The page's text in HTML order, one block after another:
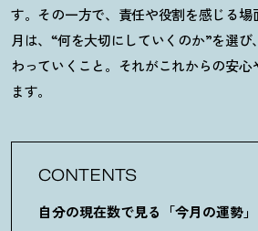
す。その一方で、責任や役割を感じる場
月は、“何を大切にしていくのか”を選び
わっていくこと。それがこれからの安心
ます。
CONTENTS
自分の現在数で見る「今月の運勢」